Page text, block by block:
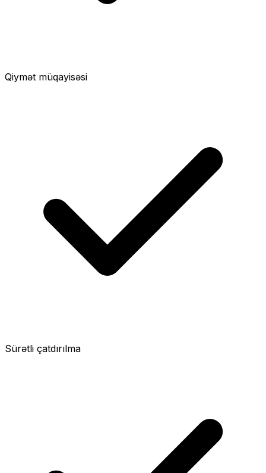
Qiymət müqayisəsi
Sürətli çatdırılma